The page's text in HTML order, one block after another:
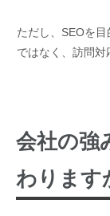
ただし、SEOを
ではなく、訪問
会社の強
わります